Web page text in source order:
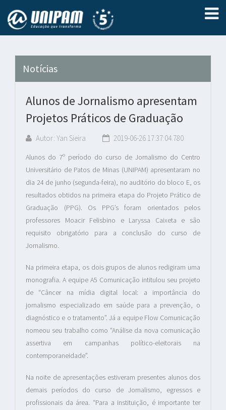
Notícias
Alunos de Jornalismo apresentam
Projetos Práticos de Graduação
Autor: Yan Sieira 2019-06-26 17:37:04.780
Alunos do 7º período do curso de Jornalismo do Centro
Universitário de Patos de Minas (UNIPAM) apresentaram no
dia 24 de junho (segunda-feira), no auditório do bloco E, os
resultados obtidos na primeira etapa do Projeto Prático de
Graduação (PPG). Os PPG’s foram orientados pelos
professores Moacir Felisbino e Laryssa Caixeta e são
requisito obrigatório para a conclusão do curso de
Jornalismo.
Na primeira etapa, os dois grupos de alunos redigiram uma
monografia. A equipe A5 Comunicação intitulou seu projeto
de “Câncer na mídia digital local: a importância do
jornalismo especializado em saúde para a prevenção, o
diagnóstico e o tratamento”. Já a equipe Flow Comunicação
nomeou seu trabalho como “Análise da nova comunicação
assertiva em campanhas político-eleitorais na
contemporaneidade”.
Na noite de apresentações estiveram presentes alunos dos
demais períodos do curso de Jornalismo, egressos e
profissionais da área. “Para a instituição, é importante ter